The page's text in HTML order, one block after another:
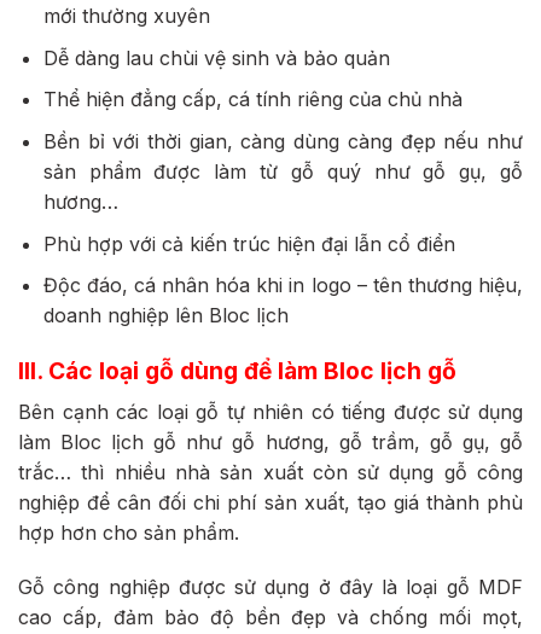
mới thường xuyên
Dễ dàng lau chùi vệ sinh và bảo quản
Thể hiện đẳng cấp, cá tính riêng của chủ nhà
Bền bỉ với thời gian, càng dùng càng đẹp nếu như
sản phẩm được làm từ gỗ quý như gỗ gụ, gỗ
hương…
Phù hợp với cả kiến trúc hiện đại lẫn cổ điển
Độc đáo, cá nhân hóa khi in logo – tên thương hiệu,
doanh nghiệp lên Bloc lịch
III. Các loại gỗ dùng để làm Bloc lịch gỗ
Bên cạnh các loại gỗ tự nhiên có tiếng được sử dụng
làm Bloc lịch gỗ như gỗ hương, gỗ trầm, gỗ gụ, gỗ
trắc… thì nhiều nhà sản xuất còn sử dụng gỗ công
nghiệp để cân đối chi phí sản xuất, tạo giá thành phù
hợp hơn cho sản phẩm.
Gỗ công nghiệp được sử dụng ở đây là loại gỗ MDF
cao cấp, đảm bảo độ bền đẹp và chống mối mọt,